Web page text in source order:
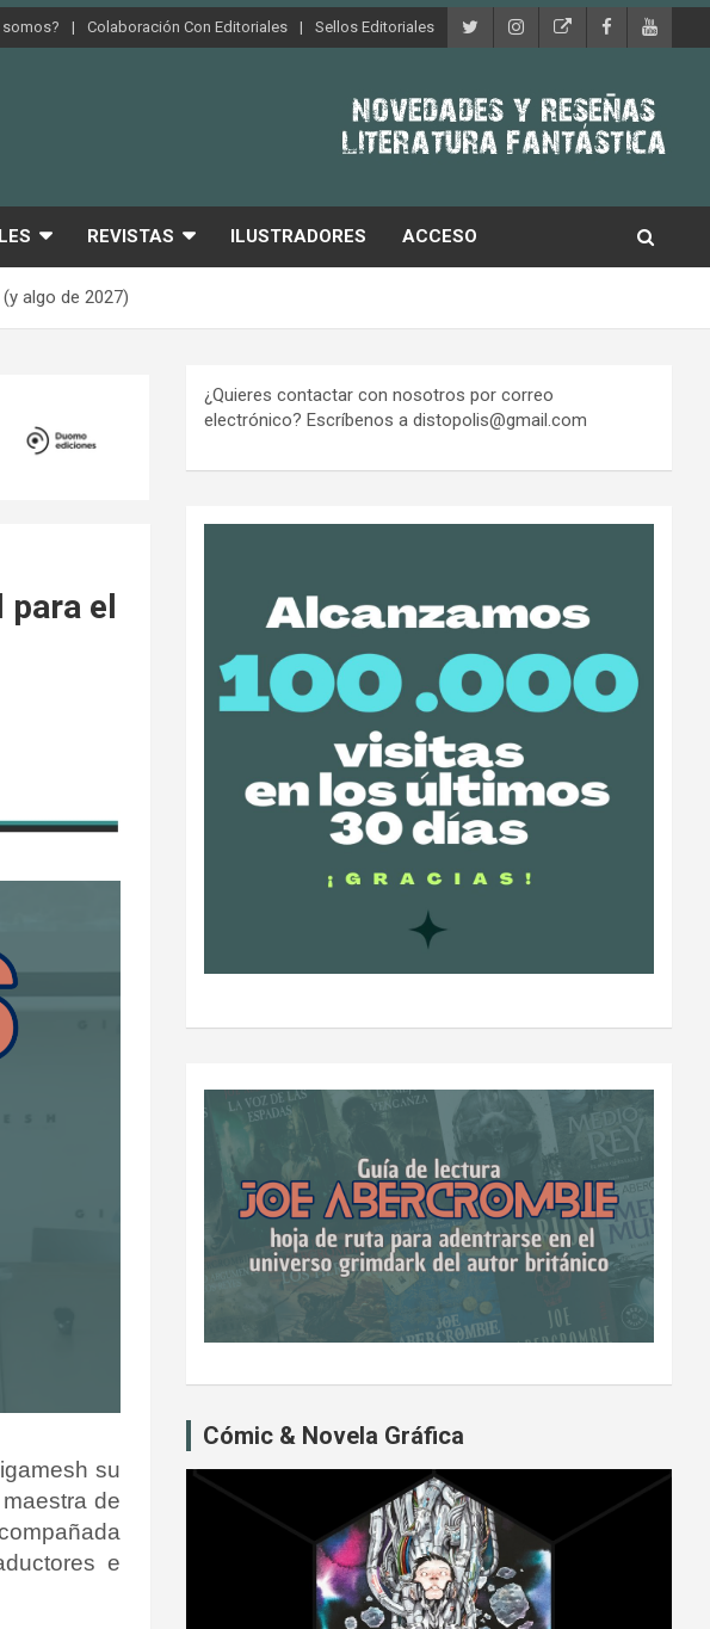
somos? Colaboración Con Editoriales Sellos Editoriales
REVISTAS ILUSTRADORES ACCESO
algo de 2027)
para el
su
de
e
¿Quieres contactar con nosotros por correo
electrónico? Escríbenos a distopolis@gmail.com
Cómic & Novela Gráfica